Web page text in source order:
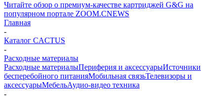
Читайте обзор о премиум-качестве картриджей G&G на
популярном портале ZOOM.CNEWS
Главная
-
Каталог CACTUS
-
Расходные материалы
Расходные материалыПериферия и аксессуарыИсточники
бесперебойного питанияМобильная связьТелевизоры и
аксессуарыМебельАудио-видео техника
-